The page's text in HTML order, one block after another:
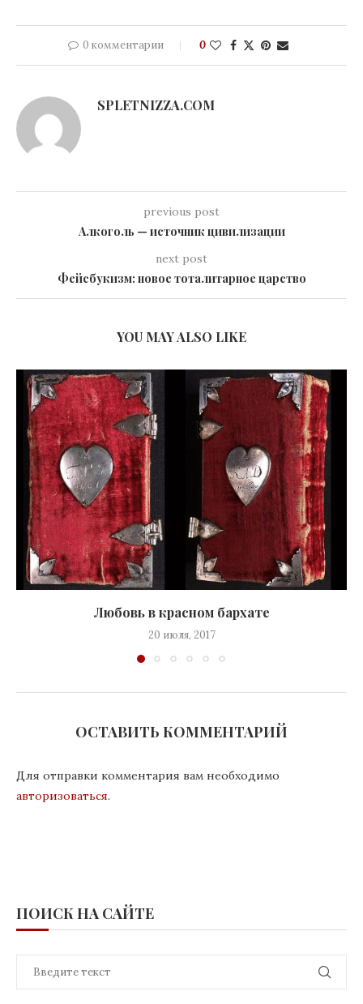
0 комментарии 0
SPLETNIZZA.COM
previous post
Алкоголь — источник цивилизации
next post
Фейсбукизм: новое тоталитарное царство
YOU MAY ALSO LIKE
Любовь в красном бархате
20 июля, 2017
ОСТАВИТЬ КОММЕНТАРИЙ
Для отправки комментария вам необходимо
авторизоваться.
ПОИСК НА САЙТЕ